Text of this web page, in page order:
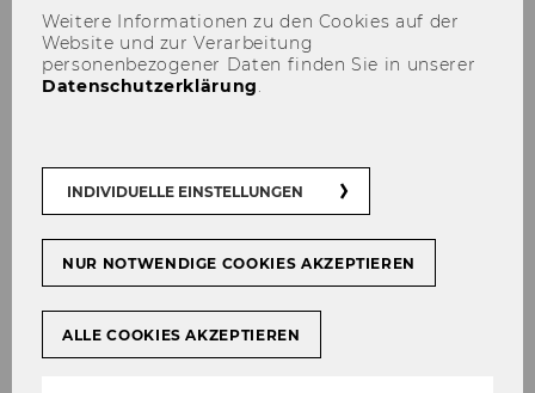
SBWL - Personalmanagement
Einstieg/Aufnahmeverfahren
Aktuelle Lehrveranstaltungen
Weitere Informationen zu den Cookies auf der
Website und zur Verarbeitung
personenbezogener Daten finden Sie in unserer
Datenschutzerklärung.
INDIVIDUELLE EINSTELLUNGEN
NUR NOTWENDIGE COOKIES AKZEPTIEREN
ALLE COOKIES AKZEPTIEREN